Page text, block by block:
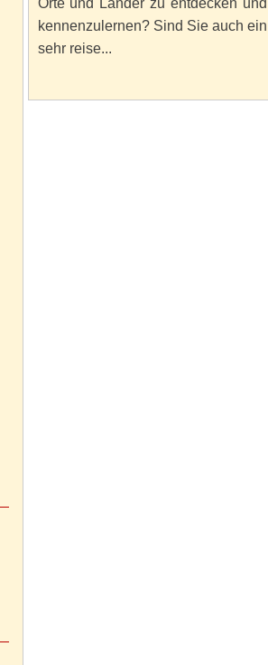
Orte und Länder zu entdecken und
kennenzulernen? Sind Sie auch ein
sehr reise...